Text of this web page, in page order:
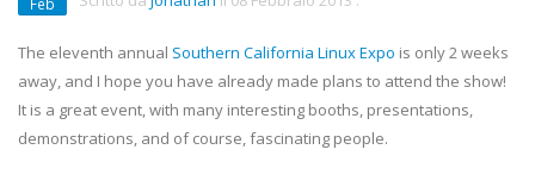
The eleventh annual Southern California Linux Expo is only 2 weeks
away, and I hope you have already made plans to attend the show!
It is a great event, with many interesting booths, presentations,
demonstrations, and of course, fascinating people.